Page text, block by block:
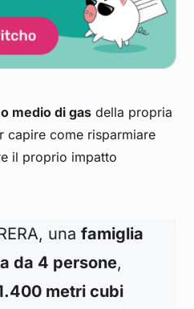
medio di gas della propria
capire come risparmiare
il proprio impatto
unafamiglia
da 4 persone,
metri cubi